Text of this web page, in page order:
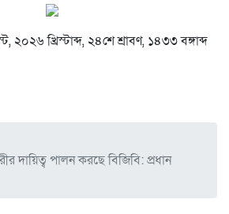
খ্রিস্টাব্দ, ২৪শে শ্রাবণ, ১৪৩৩ বঙ্গাব্দ
দায়িত্ব পালন করছে বিজিবি: প্রধান